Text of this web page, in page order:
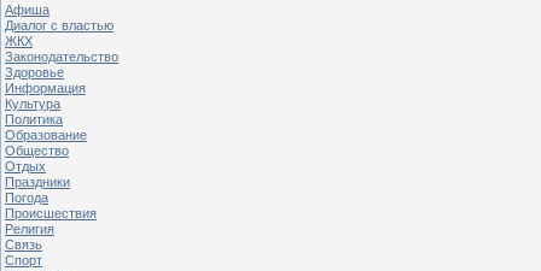
Афиша
Диалог с властью
ЖКХ
Законодательство
Здоровье
Информация
Культура
Политика
Образование
Общество
Отдых
Праздники
Погода
Происшествия
Религия
Связь
Спорт